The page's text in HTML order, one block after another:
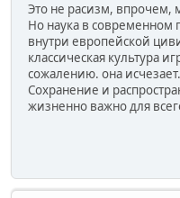
Это не расизм, впрочем,
Но наука в современном
внутри европейской
классическая культура
сожалению. она
Сохранение и
жизненно важно для